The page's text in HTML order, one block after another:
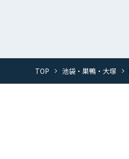
TOP 池袋・巣鴨・大塚